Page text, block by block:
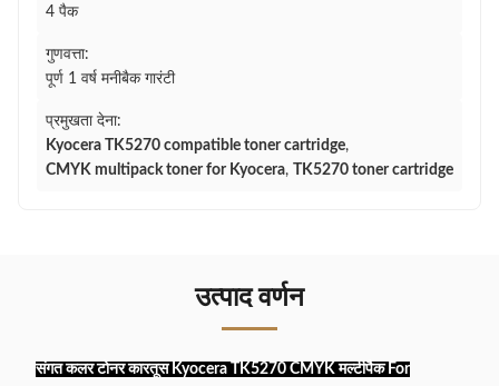
4 पैक
गुणवत्ता:
पूर्ण 1 वर्ष मनीबैक गारंटी
प्रमुखता देना:
Kyocera TK5270 compatible toner cartridge,
CMYK multipack toner for Kyocera, TK5270 toner cartridge
उत्पाद वर्णन
संगत कलर टोनर कारतूस Kyocera TK5270 CMYK मल्टीपैक For